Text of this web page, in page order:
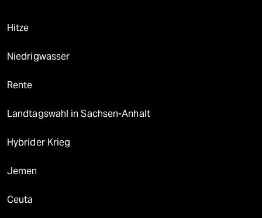
Hitze
Niedrigwasser
Rente
Landtagswahl in Sachsen-Anhalt
Hybrider Krieg
Jemen
Ceuta